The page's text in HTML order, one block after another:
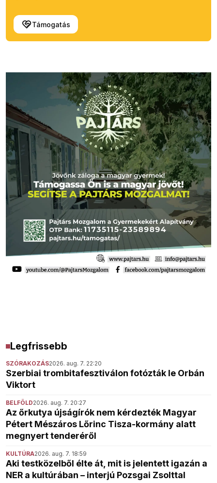
Támogatás
Legfrissebb
SZÓRAKOZÁS2026. aug. 7. 22:20
Szerbiai trombitafesztiválon fotózták le Orbán
Viktort
BELFÖLD2026. aug. 7. 20:27
Az őrkutya újságírók nem kérdezték Magyar
Pétert Mészáros Lőrinc Tisza-kormány alatt
megnyert tenderéről
KULTÚRA2026. aug. 7. 18:59
Aki testközelből élte át, mit is jelentett igazán a
NER a kultúrában – interjú Pozsgai Zsolttal